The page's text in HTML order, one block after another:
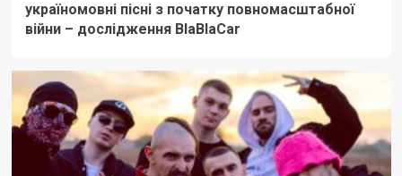
україномовні пісні з початку повномасштабної
війни – дослідження BlaBlaCar